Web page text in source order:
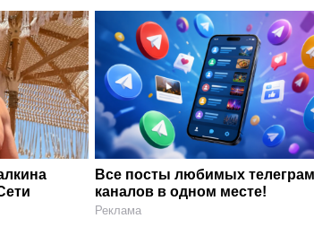
Все посты любимых
каналов в одном месте!
Реклама